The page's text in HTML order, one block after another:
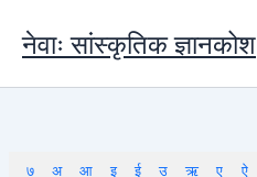
content
नेवाः सांस्कृतिक ज्ञानकोश
७ अ आ इ ई उ ऋ ए ऐ